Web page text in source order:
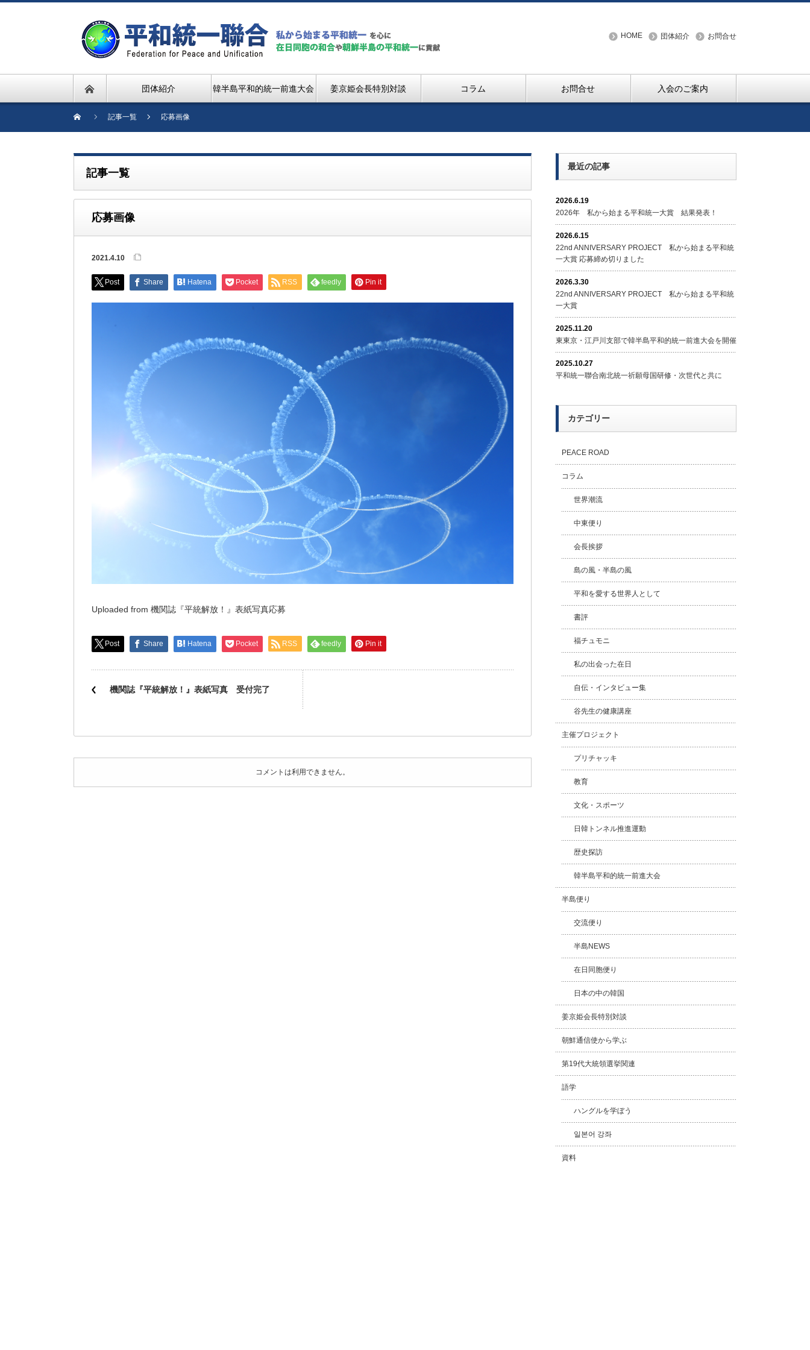
HOME 団体紹介 お問合せ
団体紹介 韓半島平和的統一前進大会 姜京姫会長特別対談 コラム お問合せ 入会のご案内
記事一覧 応募画像
記事一覧
応募画像
2021.4.10
Post Share Hatena Pocket RSS feedly Pin it
Uploaded from 機関誌『平統解放！』表紙写真応募
Post Share Hatena Pocket RSS feedly Pin it
機関誌『平統解放！』表紙写真 受付完了
コメントは利用できません。
最近の記事
2026.6.19
2026年 私から始まる平和統一大賞 結果発表！
2026.6.15
22nd ANNIVERSARY PROJECT 私から始まる平和統
一大賞 応募締め切りました
2026.3.30
22nd ANNIVERSARY PROJECT 私から始まる平和統
一大賞
2025.11.20
東東京・江戸川支部で韓半島平和的統一前進大会を開催
2025.10.27
平和統一聯合南北統一祈願母国研修・次世代と共に
カテゴリー
PEACE ROAD
コラム
世界潮流
中東便り
会長挨拶
島の風・半島の風
平和を愛する世界人として
書評
福チュモニ
私の出会った在日
自伝・インタビュー集
谷先生の健康講座
主催プロジェクト
プリチャッキ
教育
文化・スポーツ
日韓トンネル推進運動
歴史探訪
韓半島平和的統一前進大会
半島便り
交流便り
半島NEWS
在日同胞便り
日本の中の韓国
姜京姫会長特別対談
朝鮮通信使から学ぶ
第19代大統領選挙関連
語学
ハングルを学ぼう
일본어 강좌
資料